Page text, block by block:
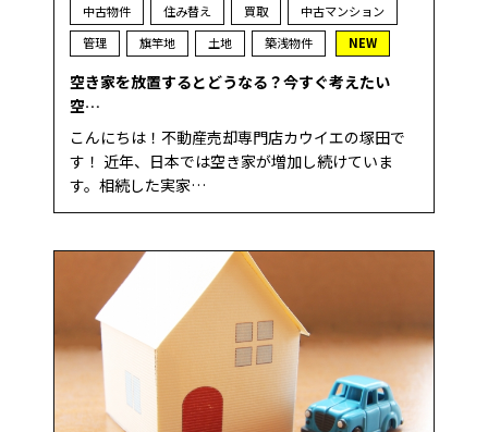
中古物件
住み替え 買取
中古マンション
管理
旗竿地 土地 築浅物件 NEW
空き家を放置するとどうなる？今すぐ考えたい
空…
こんにちは！不動産売却専門店カウイエの塚田で
す！ 近年、日本では空き家が増加し続けていま
す。相続した実家…